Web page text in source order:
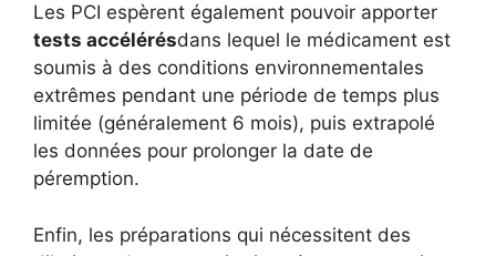
Les PCI espèrent également pouvoir apporter
tests accélérésdans lequel le médicament est
soumis à des conditions environnementales
extrêmes pendant une période de temps plus
limitée (généralement 6 mois), puis extrapolé
les données pour prolonger la date de
péremption.
Enfin, les préparations qui nécessitent des